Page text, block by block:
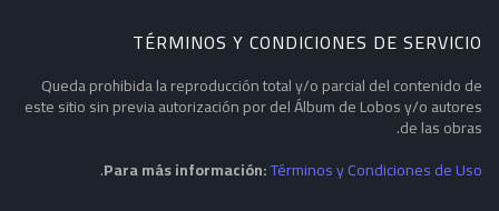
TÉRMINOS Y CONDICIONES DE SERVICIO
Queda prohibida la reproducción total y/o parcial del contenido de
este sitio sin previa autorización por del Álbum de Lobos y/o autores
de las obras.
Para más información:Términos y Condiciones de Uso
.